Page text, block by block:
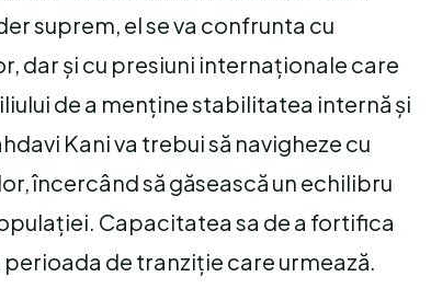
suprem, el se va confrunta cu
dar și cu presiuni internaționale care
de a menține stabilitatea internă și
Kani va trebui să navigheze cu
încercând să găsească un echilibru
Capacitatea sa de a fortifica
de tranziție care urmează.